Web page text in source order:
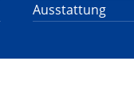
Ausstattung